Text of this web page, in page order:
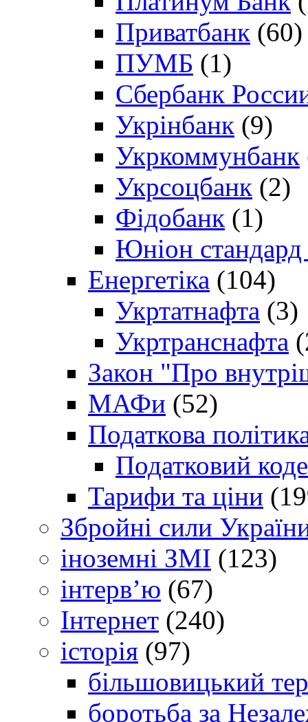
Приватбанк (60)
ПУМБ (1)
Сбербанк
Укрінбанк (9)
Укркоммунбанк
Укрсоцбанк (2)
Фідобанк (1)
Юніон стандард
Енергетіка (104)
Укртатнафта (3)
Укртранснафта
Закон "Про
МАФи (52)
Податкова
Податковий
Тарифи та ціни
Збройні сили
іноземні ЗМІ (123)
інтерв’ю (67)
Інтернет (240)
історія (97)
більшовицький
боротьба за